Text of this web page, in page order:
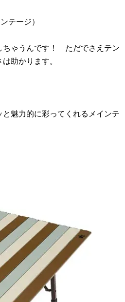
ちゃうんです！ ただでさえテン
助かります。
魅力的に彩ってくれるメインテ